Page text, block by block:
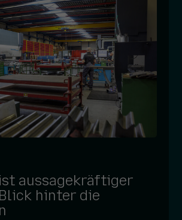
aussagekräftiger
hinter die